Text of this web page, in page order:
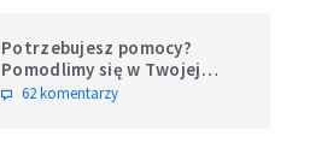
Potrzebujesz pomocy?
Pomodlimy się w Twojej
intencji
62 komentarzy